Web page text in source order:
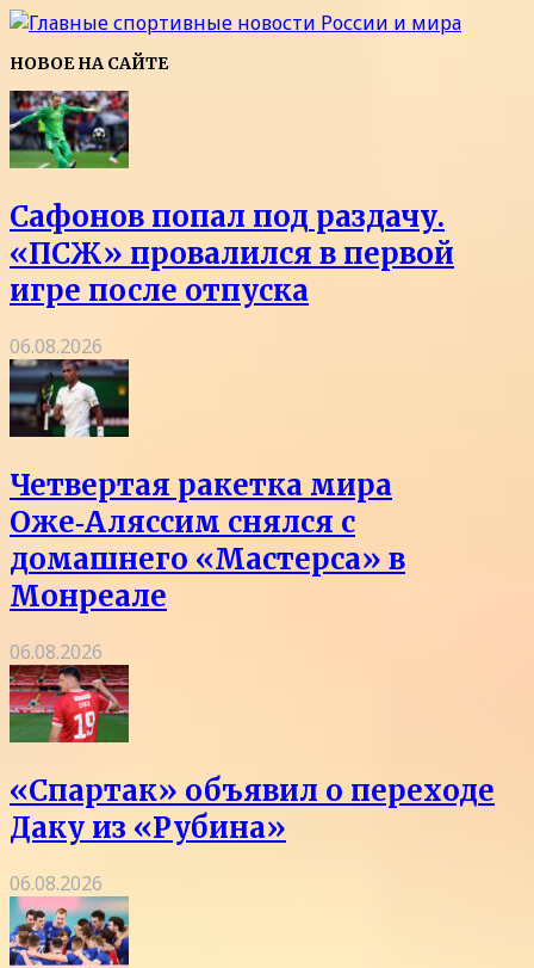
НОВОЕ НА САЙТЕ
Сафонов попал под раздачу.
«ПСЖ» провалился в первой
игре после отпуска
06.08.2026
Четвертая ракетка мира
Оже‑Аляссим снялся с
домашнего «Мастерса» в
Монреале
06.08.2026
«Спартак» объявил о переходе
Даку из «Рубина»
06.08.2026